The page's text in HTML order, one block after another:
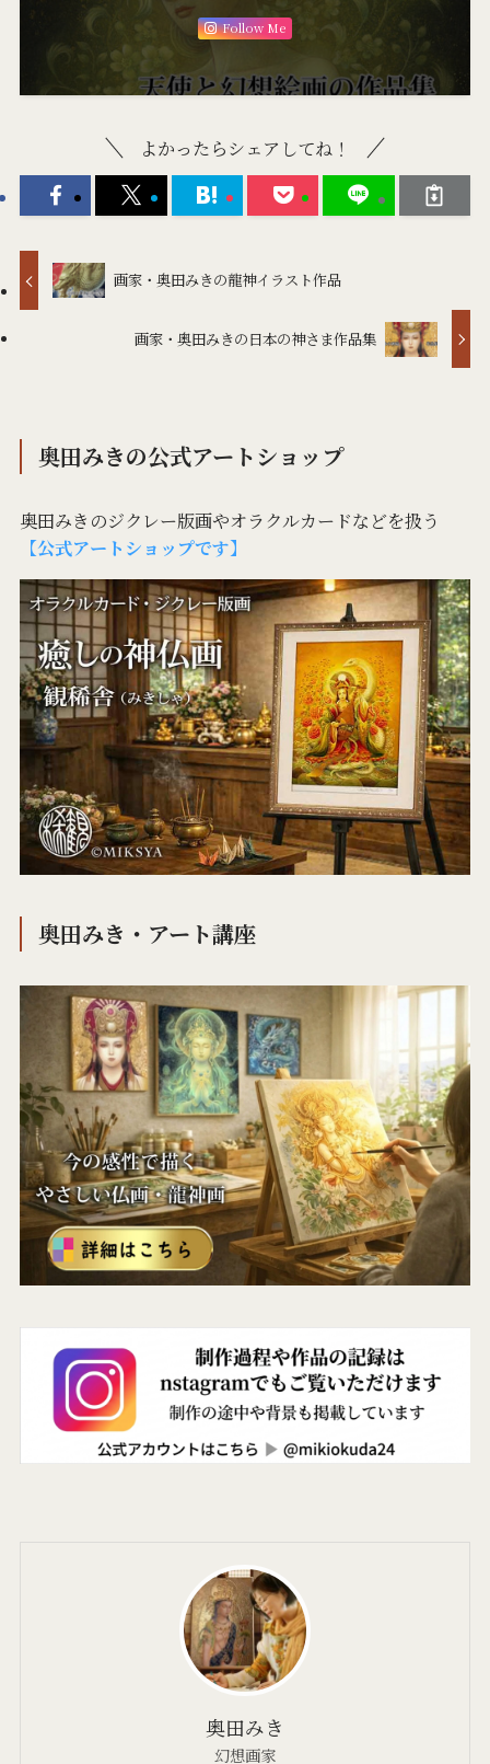
Follow Me
よかったらシェアしてね！
画家・奥田みきの龍神イラスト作品
画家・奥田みきの日本の神さま作品集
奥田みきの公式アートショップ
奥田みきのジクレー版画やオラクルカードなどを扱う
【公式アートショップです】
奥田みき・アート講座
奥田みき
幻想画家